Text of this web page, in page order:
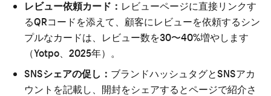
レビュー依頼カード： レビューページに直接リンクす
るQRコードを添えて、顧客にレビューを依頼するシン
プルなカードは、レビュー数を30〜40%増やします
（Yotpo、2025年）。
SNSシェアの促し： ブランドハッシュタグとSNSアカ
ウントを記載し、開封をシェアするとページで紹介さ